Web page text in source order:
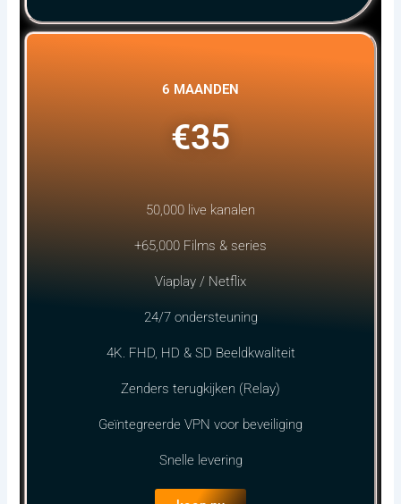
6 MAANDEN
€35
50,000 live kanalen
+65,000 Films & series
Viaplay / Netflix
24/7 ondersteuning
4K. FHD, HD & SD Beeldkwaliteit
Zenders terugkijken (Relay)
Geïntegreerde VPN voor beveiliging
Snelle levering